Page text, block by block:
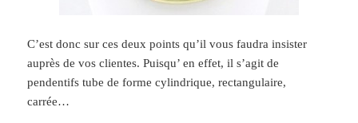
C’est donc sur ces deux points qu’il vous faudra insister
auprès de vos clientes. Puisqu’ en effet, il s’agit de
pendentifs tube de forme cylindrique, rectangulaire,
carrée…